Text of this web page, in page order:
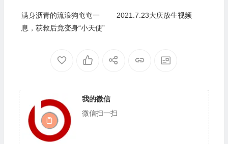
满身沥青的流浪狗奄奄一
息，获救后竟变身“小天使”
2021.7.23大庆放生视频
我的微信
微信扫一扫